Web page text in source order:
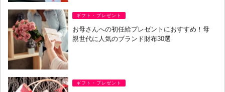
ギフト・プレゼント
お母さんへの初任給プレゼントにおすすめ！母
親世代に人気のブランド財布30選
ギフト・プレゼント